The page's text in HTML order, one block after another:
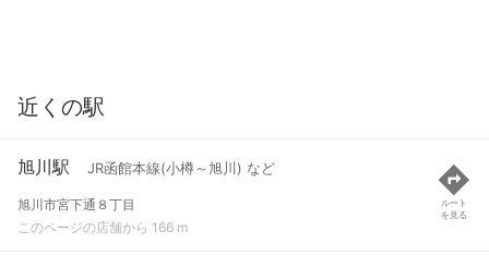
近くの駅
旭川駅 JR函館本線(小樽～旭川) など
旭川市宮下通８丁目
このページの店舗から 166 m
ルート
を見る